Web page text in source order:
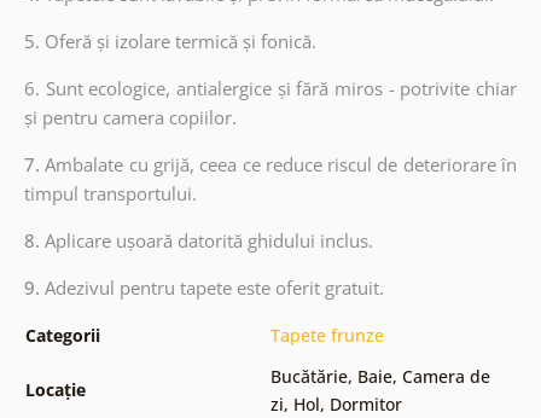
5. Oferă și izolare termică și fonică.
6. Sunt ecologice, antialergice și fără miros - potrivite chiar
și pentru camera copiilor.
7.Ambalate cu grijă, ceea ce reduce riscul de deteriorare în
timpul transportului.
8. Aplicare ușoară datorită ghidului inclus.
9. Adezivul pentru tapete este oferit gratuit.
Categorii Tapete frunze
Locație
Bucătărie, Baie, Camera de
zi, Hol, Dormitor